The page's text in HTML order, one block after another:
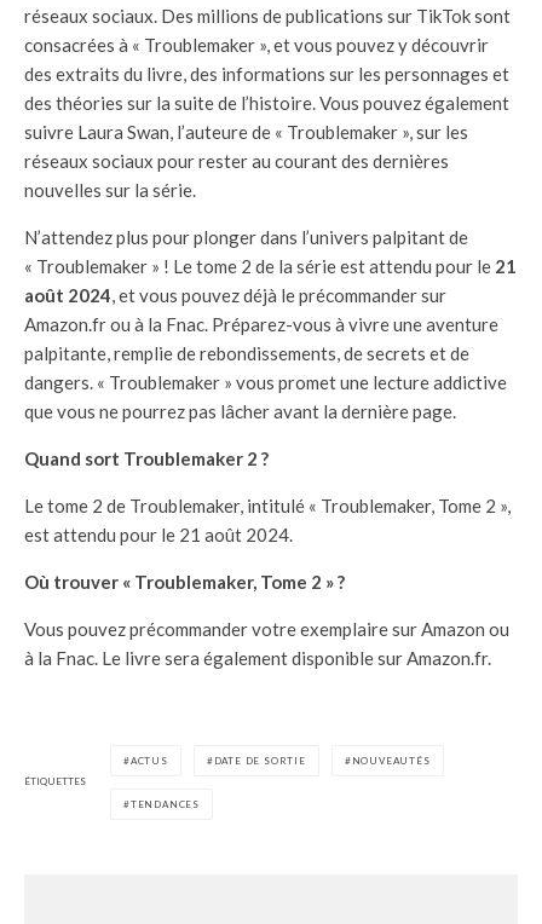
réseaux sociaux. Des millions de publications sur TikTok sont
consacrées à « Troublemaker », et vous pouvez y découvrir
des extraits du livre, des informations sur les personnages et
des théories sur la suite de l’histoire. Vous pouvez également
suivre Laura Swan, l’auteure de « Troublemaker », sur les
réseaux sociaux pour rester au courant des dernières
nouvelles sur la série.
N’attendez plus pour plonger dans l’univers palpitant de
« Troublemaker » ! Le tome 2 de la série est attendu pour le 21
août 2024 , et vous pouvez déjà le précommander sur
Amazon.fr ou à la Fnac. Préparez-vous à vivre une aventure
palpitante, remplie de rebondissements, de secrets et de
dangers. « Troublemaker » vous promet une lecture addictive
que vous ne pourrez pas lâcher avant la dernière page.
Quand sort Troublemaker 2 ?
Le tome 2 de Troublemaker, intitulé « Troublemaker, Tome 2 »,
est attendu pour le 21 août 2024.
Où trouver « Troublemaker, Tome 2 » ?
Vous pouvez précommander votre exemplaire sur Amazon ou
à la Fnac. Le livre sera également disponible sur Amazon.fr.
ÉTIQUETTES
ACTUS DATE DE SORTIE NOUVEAUTÉS
TENDANCES